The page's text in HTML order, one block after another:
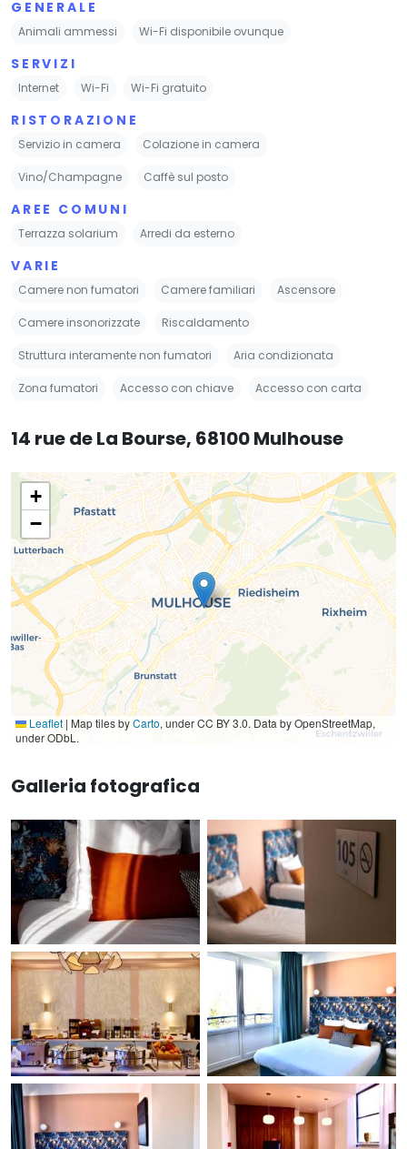
GENERALE
Animali ammessi Wi-Fi disponibile ovunque
SERVIZI
Internet Wi-Fi Wi-Fi gratuito
RISTORAZIONE
Servizio in camera Colazione in camera
Vino/Champagne Caffè sul posto
AREE COMUNI
Terrazza solarium Arredi da esterno
VARIE
Camere non fumatori Camere familiari Ascensore
Camere insonorizzate Riscaldamento
Struttura interamente non fumatori Aria condizionata
Zona fumatori Accesso con chiave Accesso con carta
14 rue de La Bourse, 68100 Mulhouse
+
−
Leaflet | Map tiles byCarto, under CC BY 3.0. Data by OpenStreetMap,
under ODbL.
Galleria fotografica